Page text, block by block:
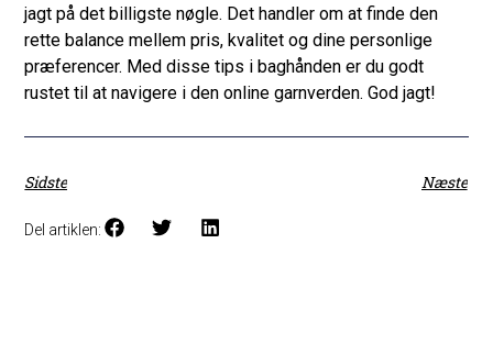
jagt på det billigste nøgle. Det handler om at finde den
rette balance mellem pris, kvalitet og dine personlige
præferencer. Med disse tips i baghånden er du godt
rustet til at navigere i den online garnverden. God jagt!
Sidste Næste
Del artiklen: